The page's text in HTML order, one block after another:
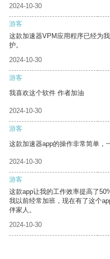
2024-10-30
游客
这款加速器VPM应用程序已经为
护。
2024-10-30
游客
我喜欢这个软件 作者加油
2024-10-30
游客
这款加速器app的操作非常简单，
2024-10-30
游客
这款app让我的工作效率提高了
我以前经常加班，现在有了这个
伴家人。
2024-10-30